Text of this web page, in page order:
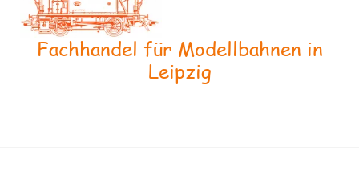
Fachhandel für Modellbahnen in
Leipzig